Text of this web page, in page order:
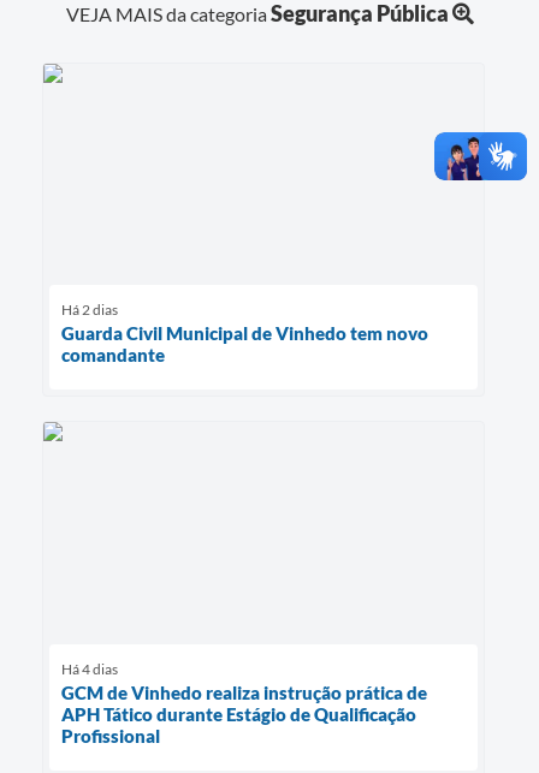
VEJA MAIS da categoriaSegurança Pública
Há 2 dias
Guarda Civil Municipal de Vinhedo tem novo
comandante
Há 4 dias
GCM de Vinhedo realiza instrução prática de
APH Tático durante Estágio de Qualificação
Profissional